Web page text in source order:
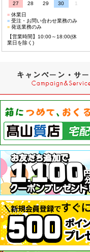
27
28 29 30 1
■休業日
■受注・お問い合わせ業務のみ
■発送業務のみ
【営業時間】10:00～18:00(休
業日を除く)